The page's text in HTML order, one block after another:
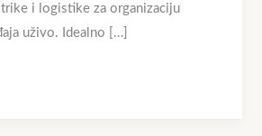
i logistike za organizaciju
uživo. Idealno […]